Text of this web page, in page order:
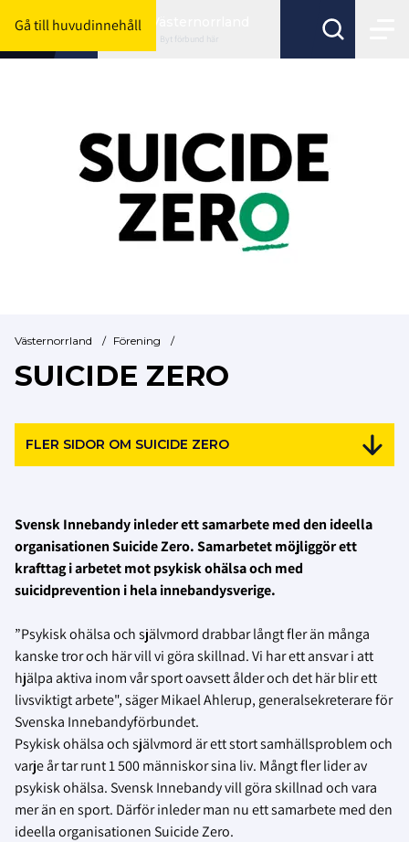
Gå till huvudinnehåll
Byt förbund här
Västernorrland / Förening /
SUICIDE ZERO
FLER SIDOR OM SUICIDE ZERO
Svensk Innebandy inleder ett samarbete med den ideella
organisationen Suicide Zero. Samarbetet möjliggör ett
krafttag i arbetet mot psykisk ohälsa och med
suicidprevention i hela innebandysverige.
”Psykisk ohälsa och självmord drabbar långt fler än många
kanske tror och här vill vi göra skillnad. Vi har ett ansvar i att
hjälpa aktiva inom vår sport oavsett ålder och det här blir ett
livsviktigt arbete", säger Mikael Ahlerup, generalsekreterare för
Svenska Innebandyförbundet.
Psykisk ohälsa och självmord är ett stort samhällsproblem och
varje år tar runt 1 500 människor sina liv. Mångt fler lider av
psykisk ohälsa. Svensk Innebandy vill göra skillnad och vara
mer än en sport. Därför inleder man nu ett samarbete med den
ideella organisationen Suicide Zero.